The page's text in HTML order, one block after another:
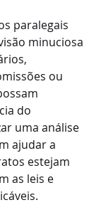
paralegais
minuciosa
ou
do
uma análise
ajudar a
estejam
as leis e